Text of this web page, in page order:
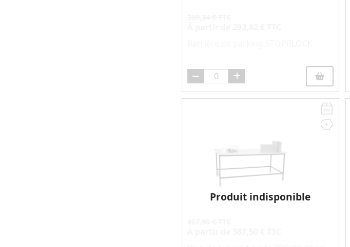
Produit indisponible